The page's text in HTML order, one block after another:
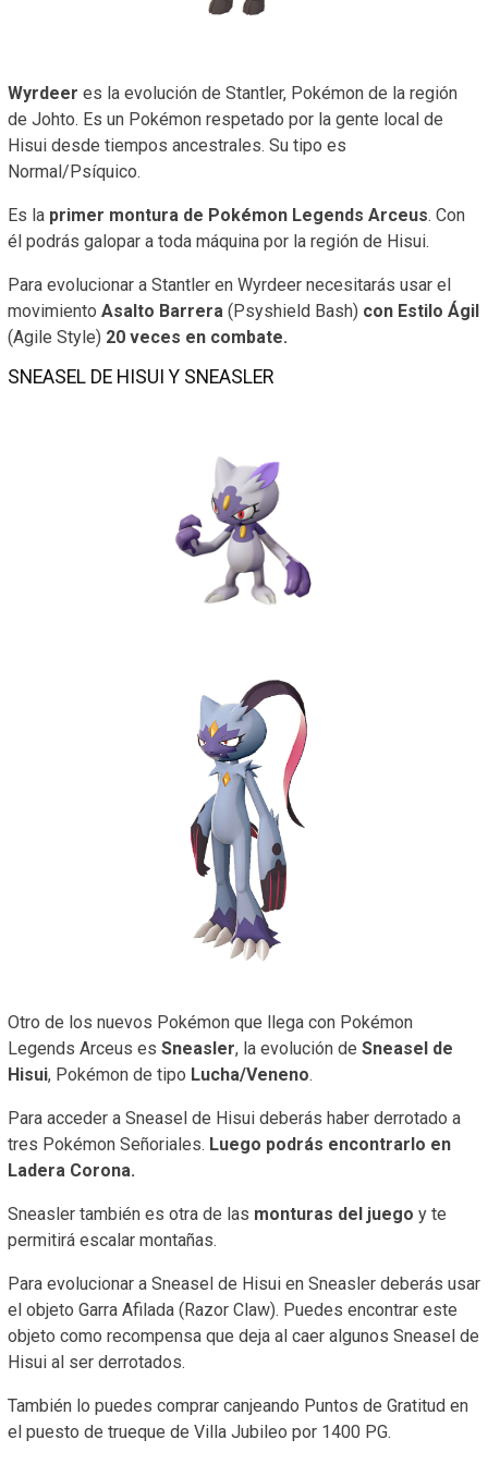
Wyrdeer es la evolución de Stantler, Pokémon de la región
de Johto. Es un Pokémon respetado por la gente local de
Hisui desde tiempos ancestrales. Su tipo es
Normal/Psíquico.
Es la primer montura de Pokémon Legends Arceus. Con
él podrás galopar a toda máquina por la región de Hisui.
Para evolucionar a Stantler en Wyrdeer necesitarás usar el
movimiento Asalto Barrera (Psyshield Bash) con Estilo Ágil
(Agile Style) 20 veces en combate.
SNEASEL DE HISUI Y SNEASLER
Otro de los nuevos Pokémon que llega con Pokémon
Legends Arceus es Sneasler, la evolución de Sneasel de
Hisui, Pokémon de tipo Lucha/Veneno.
Para acceder a Sneasel de Hisui deberás haber derrotado a
tres Pokémon Señoriales. Luego podrás encontrarlo en
Ladera Corona.
Sneasler también es otra de las monturas del juego y te
permitirá escalar montañas.
Para evolucionar a Sneasel de Hisui en Sneasler deberás usar
el objeto Garra Afilada (Razor Claw). Puedes encontrar este
objeto como recompensa que deja al caer algunos Sneasel de
Hisui al ser derrotados.
También lo puedes comprar canjeando Puntos de Gratitud en
el puesto de trueque de Villa Jubileo por 1400 PG.